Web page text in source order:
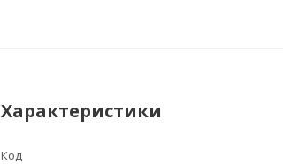
Характеристики
Код